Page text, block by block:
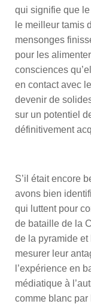
qui signifie que
le meilleur tamis
mensonges
pour les
consciences
en contact avec
devenir de
sur un potentiel
définitivement
S’il était encore
avons bien
qui luttent pour
de bataille de la
de la pyramide et
mesurer leur
l’expérience en
médiatique à
comme blanc